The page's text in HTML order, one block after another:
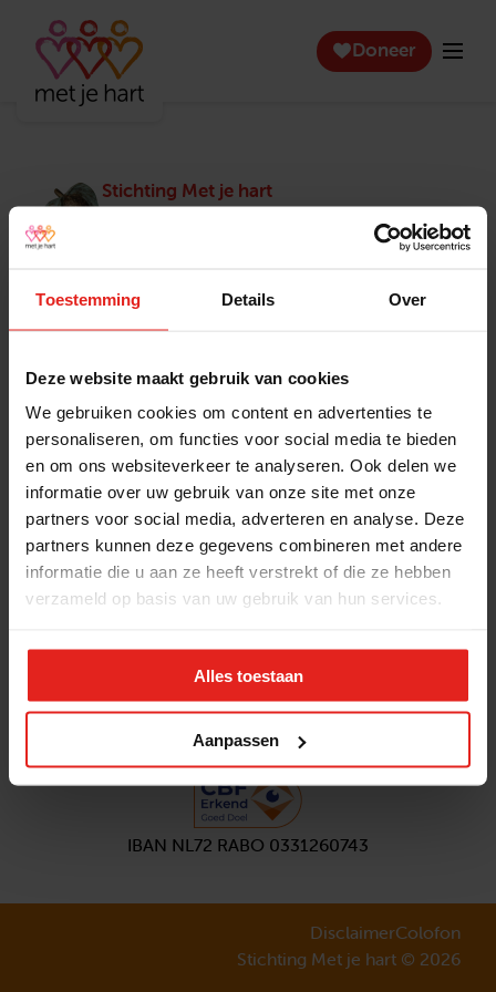
Toestemming Details Over
Deze website maakt gebruik van cookies
We gebruiken cookies om content en advertenties te
personaliseren, om functies voor social media te bieden
en om ons websiteverkeer te analyseren. Ook delen we
informatie over uw gebruik van onze site met onze
partners voor social media, adverteren en analyse. Deze
partners kunnen deze gegevens combineren met andere
informatie die u aan ze heeft verstrekt of die ze hebben
verzameld op basis van uw gebruik van hun services.
Alles toestaan
Aanpassen
Doneer
Stichting Met je hart
Stichting Met je hart laat ouderen die zich
eenzaam voelen weer genieten en inspireert
winnaar van het Appeltje van Oranje.
Actuele vacatures
Pers en media
Jaarverslag 2025
Contact
Klachtenprocedure
Privacyverklaring
Opzeggen
Volg ons
Aanmeldennieuwsbrief
IBAN NL72 RABO 0331260743
DisclaimerColofon
Stichting Met je hart © 2026